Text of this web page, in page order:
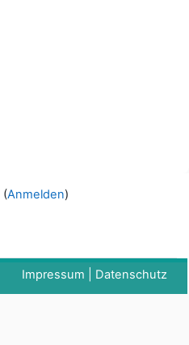
(Anmelden)
Impressum
Datenschutz